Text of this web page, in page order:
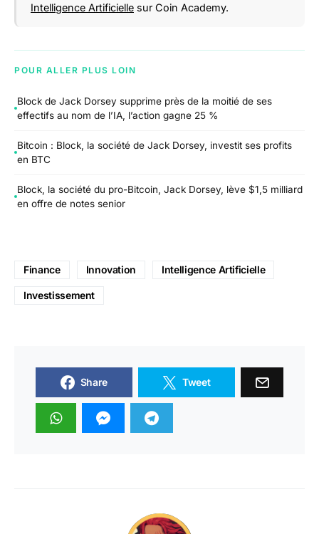
Intelligence Artificielle sur Coin Academy.
POUR ALLER PLUS LOIN
Block de Jack Dorsey supprime près de la moitié de ses
effectifs au nom de l’IA, l’action gagne 25 %
Bitcoin : Block, la société de Jack Dorsey, investit ses profits
en BTC
Block, la société du pro-Bitcoin, Jack Dorsey, lève $1,5 milliard
en offre de notes senior
Finance Innovation Intelligence Artificielle
Investissement
Share Tweet